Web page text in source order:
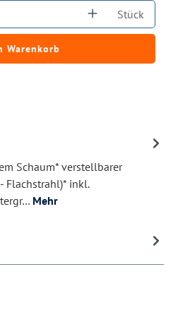
den gewünschten
Stück
Warenkorb
Schaum* verstellbarer
Flachstrahl)* inkl.
Mehr